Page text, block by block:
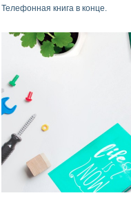
Телефонная книга в конце.